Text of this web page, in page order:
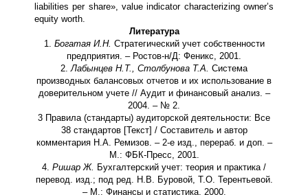
liabilities per share», value indicator characterizing owner’s
equity worth.
Литература
1. Богатая И.Н. Стратегический учет собственности
предприятия. – Ростов-н/Д: Феникс, 2001.
2. Лабынцев Н.Т., Столбунова Т.А. Система
производных балансовых отчетов и их использование в
доверительном учете // Аудит и финансовый анализ. –
2004. – № 2.
3 Правила (стандарты) аудиторской деятельности: Все
38 стандартов [Текст] / Составитель и автор
комментария Н.А. Ремизов. – 2-е изд., перераб. и доп. –
М.: ФБК-Пресс, 2001.
4. Ришар Ж. Бухгалтерский учет: теория и практика /
перевод. изд.; под ред. Н.В. Буровой, Т.О. Терентьевой.
– М.: Финансы и статистика, 2000.